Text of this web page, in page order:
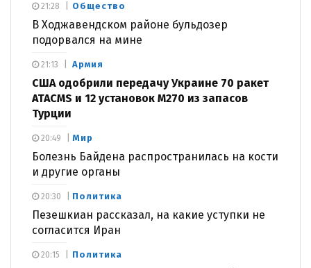
Общество
В Ходжавендском районе бульдозер
подорвался на мине
21:28
Армия
США одобрили передачу Украине 70 ракет
ATACMS и 12 установок M270 из запасов
Турции
21:13
Мир
Болезнь Байдена распространилась на кости
и другие органы
20:49
Политика
Пезешкиан рассказал, на какие уступки не
согласится Иран
20:30
Политика
20:15